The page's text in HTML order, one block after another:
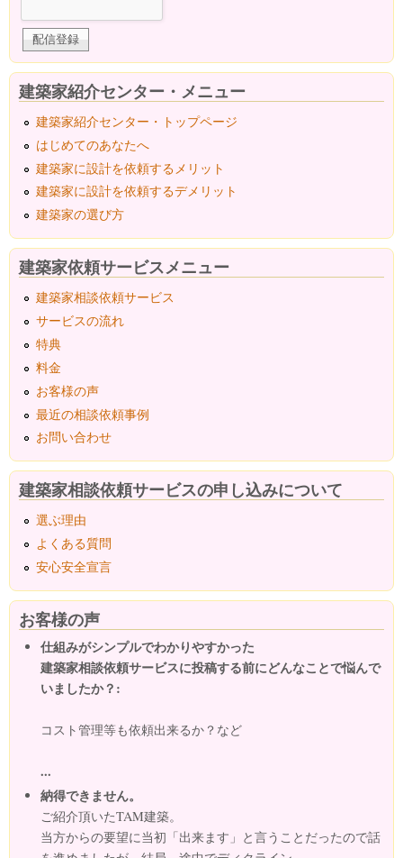
建築家紹介センター・メニュー
建築家紹介センター・トップページ
はじめてのあなたへ
建築家に設計を依頼するメリット
建築家に設計を依頼するデメリット
建築家の選び方
建築家依頼サービスメニュー
建築家相談依頼サービス
サービスの流れ
特典
料金
お客様の声
最近の相談依頼事例
お問い合わせ
建築家相談依頼サービスの申し込みについて
選ぶ理由
よくある質問
安心安全宣言
お客様の声
仕組みがシンプルでわかりやすかった
建築家相談依頼サービスに投稿する前にどんなことで悩んで
いましたか？:
コスト管理等も依頼出来るか？など
...
納得できません。
ご紹介頂いたTAM建築。
当方からの要望に当初「出来ます」と言うことだったので話